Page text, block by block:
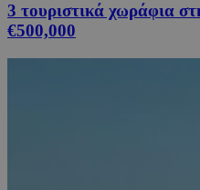
3 τουριστικά χωράφια
€500,000